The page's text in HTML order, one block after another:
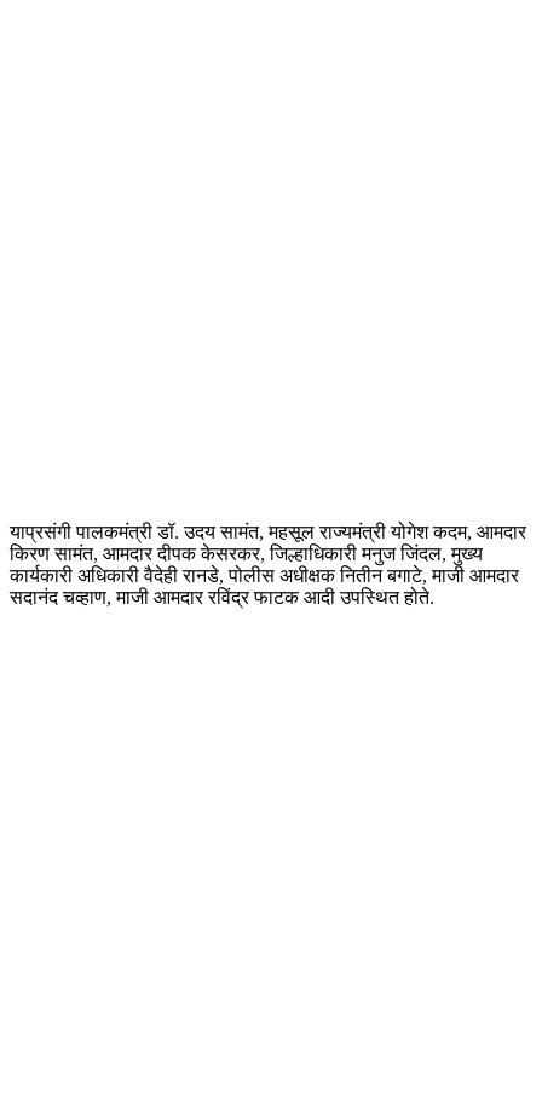
याप्रसंगी पालकमंत्री डॉ. उदय सामंत, महसूल राज्यमंत्री योगेश कदम, आमदार
किरण सामंत, आमदार दीपक केसरकर, जिल्हाधिकारी मनुज जिंदल, मुख्य
कार्यकारी अधिकारी वैदेही रानडे, पोलीस अधीक्षक नितीन बगाटे, माजी आमदार
सदानंद चव्हाण, माजी आमदार रविंद्र फाटक आदी उपस्थित होते.